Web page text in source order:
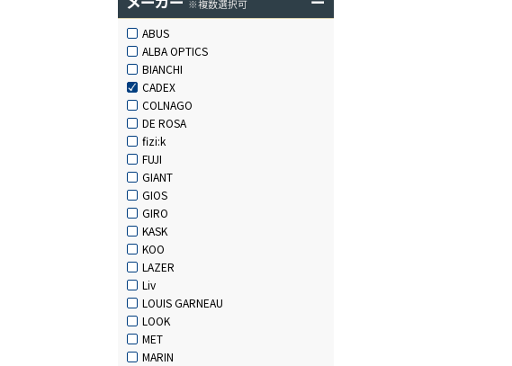
※複数選択可
ABUS
ALBA OPTICS
BIANCHI
CADEX
COLNAGO
DE ROSA
fizi:k
FUJI
GIANT
GIOS
GIRO
KASK
KOO
LAZER
Liv
LOUIS GARNEAU
LOOK
MET
MARIN